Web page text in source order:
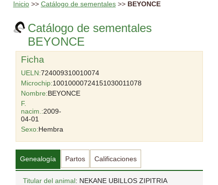
Inicio>> Catálogo de sementales>> BEYONCE
Catálogo de sementales
BEYONCE
Ficha
UELN:724009310010074
Microchip:10010000724151030011078
Nombre:BEYONCE
F.
nacim.:2009-
04-01
Sexo:Hembra
Genealogía Partos Calificaciones
Titular del animal: NEKANE UBILLOS ZIPITRIA